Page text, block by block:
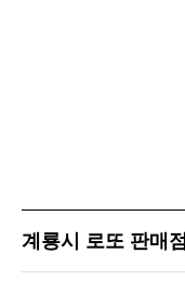
계룡시 로또 판매점